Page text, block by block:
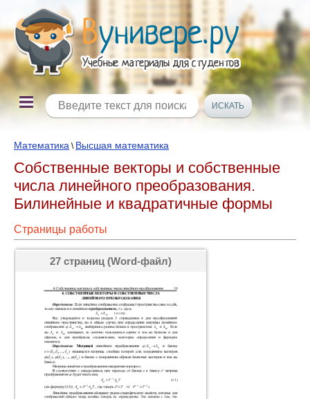
Математика \ Высшая математика
Собственные векторы и собственные
числа линейного преобразования.
Билинейные и квадратичные формы
Страницы работы
27 страниц (Word-файл)